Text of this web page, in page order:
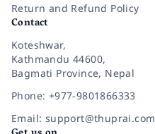
Return and Refund Policy
Contact
Koteshwar,
Kathmandu 44600,
Bagmati Province, Nepal
Phone: +977-9801866333
Email: support@thuprai.com